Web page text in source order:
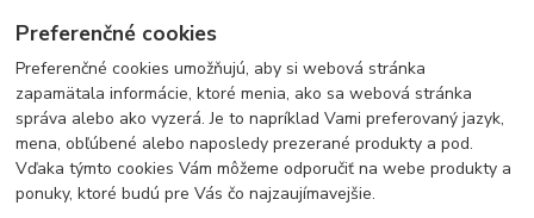
Preferenčné cookies
Preferenčné cookies umožňujú, aby si webová stránka
zapamätala informácie, ktoré menia, ako sa webová stránka
správa alebo ako vyzerá. Je to napríklad Vami preferovaný jazyk,
mena, obľúbené alebo naposledy prezerané produkty a pod.
Vďaka týmto cookies Vám môžeme odporučiť na webe produkty a
ponuky, ktoré budú pre Vás čo najzaujímavejšie.